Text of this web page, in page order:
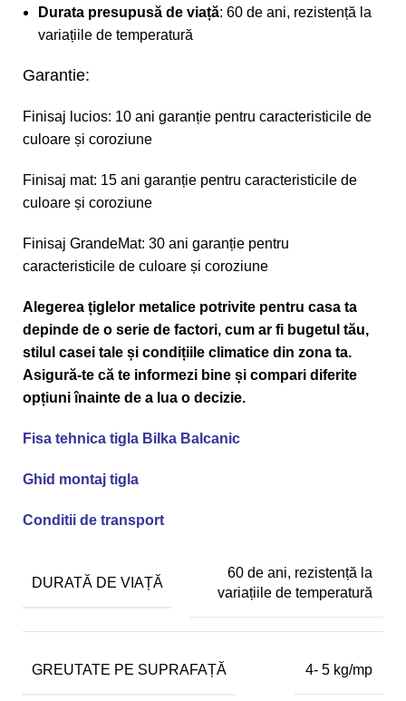
Durata presupusă de viață: 60 de ani, rezistență la
variațiile de temperatură
Garantie:
Finisaj lucios: 10 ani garanție pentru caracteristicile de
culoare și coroziune
Finisaj mat: 15 ani garanție pentru caracteristicile de
culoare și coroziune
Finisaj GrandeMat: 30 ani garanție pentru
caracteristicile de culoare și coroziune
Alegerea țiglelor metalice potrivite pentru casa ta
depinde de o serie de factori, cum ar fi bugetul tău,
stilul casei tale și condițiile climatice din zona ta.
Asigură-te că te informezi bine și compari diferite
opțiuni înainte de a lua o decizie.
Fisa tehnica tigla Bilka Balcanic
Ghid montaj tigla
Conditii de transport
DURATĂ DE VIAȚĂ
60 de ani, rezistență la
variațiile de temperatură
GREUTATE PE SUPRAFAȚĂ 4- 5 kg/mp